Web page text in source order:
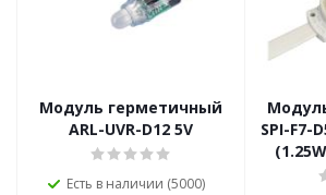
Модуль герметичный
ARL-UVR-D12 5V
Есть в наличии (5000)
SPI-F7-